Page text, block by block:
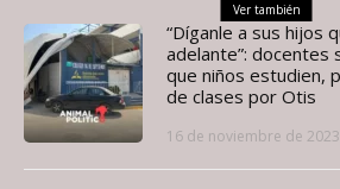
Ver también
“Díganle a sus hijos
adelante”: docentes
que niños estudien,
de clases por Otis
16 de noviembre de 2023